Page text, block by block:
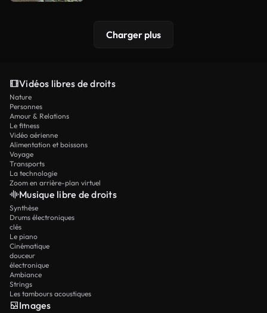
Charger plus
Vidéos libres de droits
Nature
Personnes
Amour & Relations
Le fitness
Vidéo aérienne
Alimentation et boissons
Voyage
Transports
La technologie
Zoom en arrière-plan virtuel
Musique libre de droits
Synthèse
Drums électroniques
clés
Le piano
Cinématique
douceur
électronique
Ambiance
Strings
Les tambours acoustiques
Images